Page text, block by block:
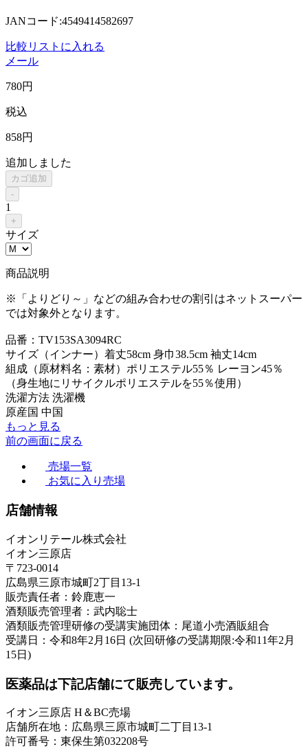
JANコード:4549414582697
比較リストに入れる
メール
780円
税込
858円
追加しました
カゴ追加
-
1
+
サイズ
商品説明
※「よりどり～」などの組み合わせの割引はネットスーパー
では対象外となります。
品番：TV153SA3094RC
サイズ（インナー）着丈58cm 身巾38.5cm 袖丈14cm
組成（原材料名：素材）ポリエステル55％ レーヨン45％
（身生地にリサイクルポリエステルを55％使用）
洗濯方法 洗濯機
原産国 中国
もっと見る
前の画面に戻る
売場一覧
お気に入り売場
店舗情報
イオンリテール株式会社
イオン三原店
〒723-0014
広島県三原市城町2丁目13-1
販売責任者：鈴鹿恵一
酒類販売管理者：武内聡士
酒類販売管理研修の受講実施団体：尾道小売酒販組合
受講日：令和8年2月16日 (次回研修の受講期限:令和11年2月
15日)
医薬品は下記店舗にて販売しています。
イオン三原店 H＆BC売場
店舗所在地：広島県三原市城町二丁目13-1
許可番号：東保生第032208号